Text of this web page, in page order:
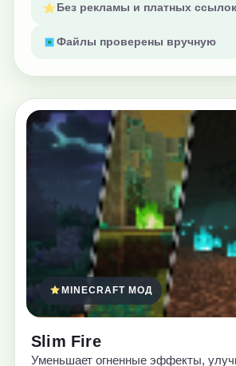
Без рекламы и платных ссылок
Файлы проверены вручную
MINECRAFT МОД
Slim Fire
Уменьшает огненные эффекты,